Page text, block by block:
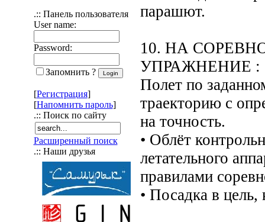
.:: Панель пользователя
User name:
Password:
Запомнить ?
[Регистрация]
[Напомнить пароль]
.:: Поиск по сайту
Расширенный поиск
.:: Наши друзья
парашют.
10. НА
УПРАЖНЕНИЕ :
Полет по
траекторию с
на точность.
• Облёт
летательного
правилами
• Посадка в